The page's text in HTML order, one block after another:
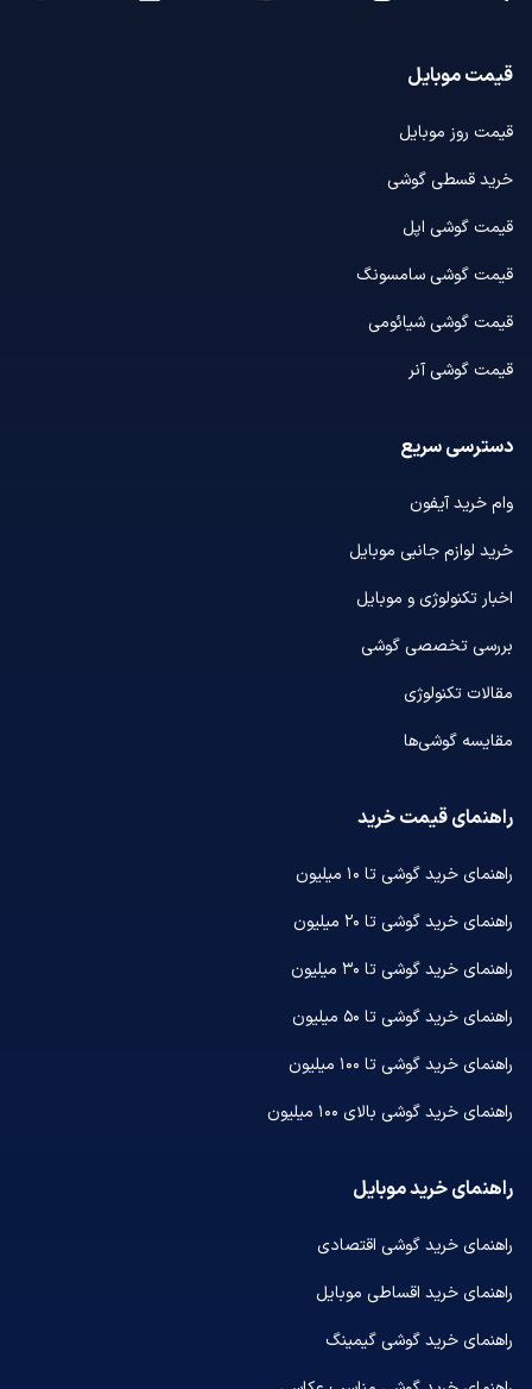
قیمت موبایل
قیمت روز موبایل
خرید قسطی گوشی
قیمت گوشی اپل
قیمت گوشی سامسونگ
قیمت گوشی شیائومی
قیمت گوشی آنر
دسترسی سریع
وام خرید آیفون
خرید لوازم جانبی موبایل
اخبار تکنولوژی و موبایل
بررسی تخصصی گوشی
مقالات تکنولوژی
مقایسه گوشی‌ها
راهنمای قیمت خرید
راهنمای خرید گوشی تا ۱۰ میلیون
راهنمای خرید گوشی تا ۲۰ میلیون
راهنمای خرید گوشی تا ۳۰ میلیون
راهنمای خرید گوشی تا ۵۰ میلیون
راهنمای خرید گوشی تا ۱۰۰ میلیون
راهنمای خرید گوشی بالای ۱۰۰ میلیون
راهنمای خرید موبایل
راهنمای خرید گوشی اقتصادی
راهنمای خرید اقساطی موبایل
راهنمای خرید گوشی گیمینگ